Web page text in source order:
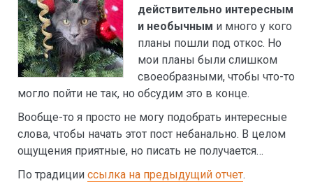
действительно интересным
и необычным и много у кого
планы пошли под откос. Но
мои планы были слишком
своеобразными, чтобы что-то
могло пойти не так, но обсудим это в конце.
Вообще-то я просто не могу подобрать интересные
слова, чтобы начать этот пост небанально. В целом
ощущения приятные, но писать не получается…
По традиции ссылка на предыдущий отчет.